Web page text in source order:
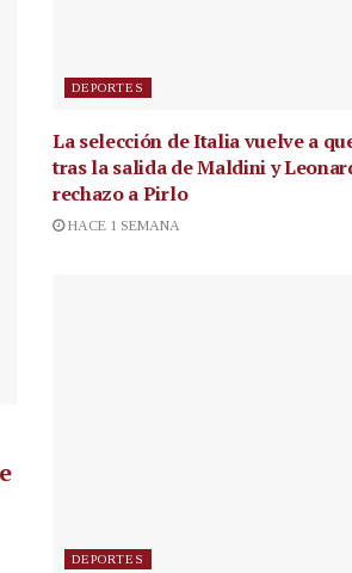
DEPORTES
La selección de Italia vuelve a
tras la salida de Maldini y
rechazo a Pirlo
HACE 1 SEMANA
DEPORTES